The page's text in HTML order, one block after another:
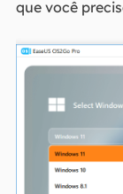
que você